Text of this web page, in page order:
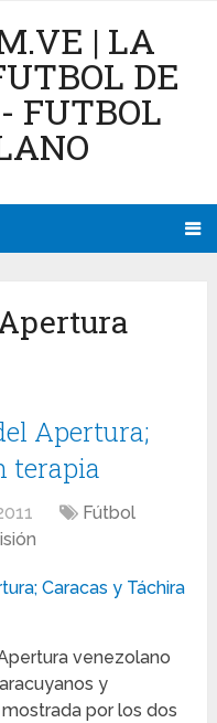
Apertura;
terapia
Fútbol
venezolano
y
por los dos